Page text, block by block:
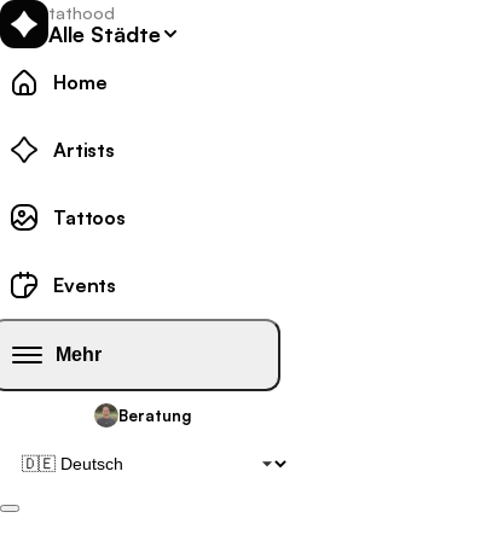
tathood
Alle Städte
Home
Tattoo
Artists
Tattoo-Galerie:
Tattoos
Tattoo-Events:
Events
Mehr
Beratung